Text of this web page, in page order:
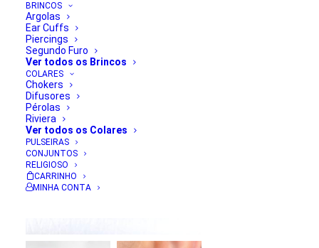
BRINCOS
Argolas
Ear Cuffs
Piercings
Segundo Furo
Ver todos os Brincos
COLARES
Chokers
Difusores
Pérolas
Riviera
Ver todos os Colares
PULSEIRAS
CONJUNTOS
RELIGIOSO
CARRINHO
MINHA CONTA